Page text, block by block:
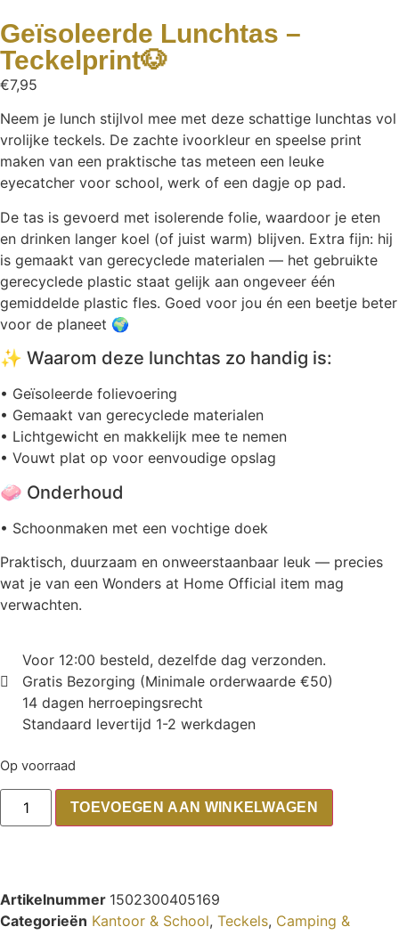
Geïsoleerde Lunchtas –
Teckelprint🐶
€7,95
Neem je lunch stijlvol mee met deze schattige lunchtas vol
vrolijke teckels. De zachte ivoorkleur en speelse print
maken van een praktische tas meteen een leuke
eyecatcher voor school, werk of een dagje op pad.
De tas is gevoerd met isolerende folie, waardoor je eten
en drinken langer koel (of juist warm) blijven. Extra fijn: hij
is gemaakt van gerecyclede materialen — het gebruikte
gerecyclede plastic staat gelijk aan ongeveer één
gemiddelde plastic fles. Goed voor jou én een beetje beter
voor de planeet 🌍
✨ Waarom deze lunchtas zo handig is:
• Geïsoleerde folievoering
• Gemaakt van gerecyclede materialen
• Lichtgewicht en makkelijk mee te nemen
• Vouwt plat op voor eenvoudige opslag
🧼 Onderhoud
• Schoonmaken met een vochtige doek
Praktisch, duurzaam en onweerstaanbaar leuk — precies
wat je van een Wonders at Home Official item mag
verwachten.
Voor 12:00 besteld, dezelfde dag verzonden.
Gratis Bezorging (Minimale orderwaarde €50)
14 dagen herroepingsrecht
Standaard levertijd 1-2 werkdagen
Op voorraad
TOEVOEGEN AAN WINKELWAGEN
Artikelnummer 1502300405169
Categorieën Kantoor & School, Teckels, Camping &